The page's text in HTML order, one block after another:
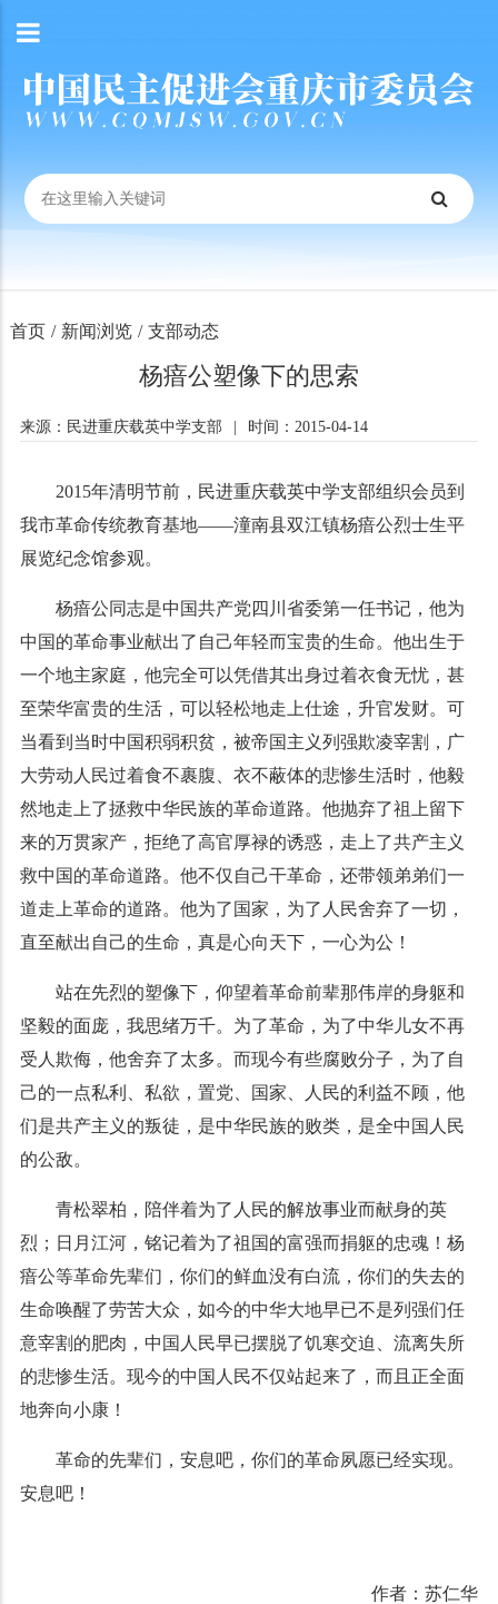
首页 / 新闻浏览 / 支部动态
杨瘖公塑像下的思索
来源：民进重庆载英中学支部 时间：2015-04-14
2015年清明节前，民进重庆载英中学支部组织会员到
我市革命传统教育基地——潼南县双江镇杨瘖公烈士生平
展览纪念馆参观。
杨瘖公同志是中国共产党四川省委第一任书记，他为
中国的革命事业献出了自己年轻而宝贵的生命。他出生于
一个地主家庭，他完全可以凭借其出身过着衣食无忧，甚
至荣华富贵的生活，可以轻松地走上仕途，升官发财。可
当看到当时中国积弱积贫，被帝国主义列强欺凌宰割，广
大劳动人民过着食不裹腹、衣不蔽体的悲惨生活时，他毅
然地走上了拯救中华民族的革命道路。他抛弃了祖上留下
来的万贯家产，拒绝了高官厚禄的诱惑，走上了共产主义
救中国的革命道路。他不仅自己干革命，还带领弟弟们一
道走上革命的道路。他为了国家，为了人民舍弃了一切，
直至献出自己的生命，真是心向天下，一心为公！
站在先烈的塑像下，仰望着革命前辈那伟岸的身躯和
坚毅的面庞，我思绪万千。为了革命，为了中华儿女不再
受人欺侮，他舍弃了太多。而现今有些腐败分子，为了自
己的一点私利、私欲，置党、国家、人民的利益不顾，他
们是共产主义的叛徒，是中华民族的败类，是全中国人民
的公敌。
青松翠柏，陪伴着为了人民的解放事业而献身的英
烈；日月江河，铭记着为了祖国的富强而捐躯的忠魂！杨
瘖公等革命先辈们，你们的鲜血没有白流，你们的失去的
生命唤醒了劳苦大众，如今的中华大地早已不是列强们任
意宰割的肥肉，中国人民早已摆脱了饥寒交迫、流离失所
的悲惨生活。现今的中国人民不仅站起来了，而且正全面
地奔向小康！
革命的先辈们，安息吧，你们的革命夙愿已经实现。
安息吧！
作者：苏仁华